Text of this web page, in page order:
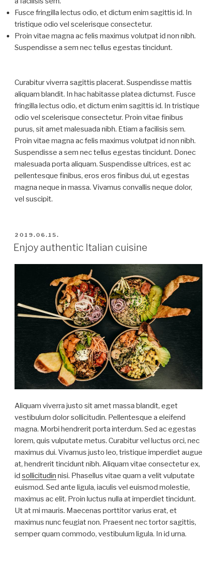
Fusce fringilla lectus odio, et dictum enim sagittis id. In
tristique odio vel scelerisque consectetur.
Proin vitae magna ac felis maximus volutpat id non nibh.
Suspendisse a sem nec tellus egestas tincidunt.
Curabitur viverra sagittis placerat. Suspendisse mattis
aliquam blandit. In hac habitasse platea dictumst. Fusce
fringilla lectus odio, et dictum enim sagittis id. In tristique
odio vel scelerisque consectetur. Proin vitae finibus
purus, sit amet malesuada nibh. Etiam a facilisis sem.
Proin vitae magna ac felis maximus volutpat id non nibh.
Suspendisse a sem nec tellus egestas tincidunt. Donec
malesuada porta aliquam. Suspendisse ultrices, est ac
pellentesque finibus, eros eros finibus dui, ut egestas
magna neque in massa. Vivamus convallis neque dolor,
vel suscipit.
BEKÜLDVE:
2019.06.15.
Enjoy authentic Italian cuisine
Aliquam viverra justo sit amet massa blandit, eget
vestibulum dolor sollicitudin. Pellentesque a eleifend
magna. Morbi hendrerit porta interdum. Sed ac egestas
lorem, quis vulputate metus. Curabitur vel luctus orci, nec
maximus dui. Vivamus justo leo, tristique imperdiet augue
at, hendrerit tincidunt nibh. Aliquam vitae consectetur ex,
id sollicitudin nisi. Phasellus vitae quam a velit vulputate
euismod. Sed ante ligula, iaculis vel euismod molestie,
maximus ac elit. Proin luctus nulla at imperdiet tincidunt.
Ut at mi mauris. Maecenas porttitor varius erat, et
maximus nunc feugiat non. Praesent nec tortor sagittis,
semper quam commodo, vestibulum ligula. In id urna.